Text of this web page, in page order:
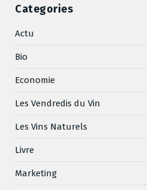
Categories
Actu
Bio
Economie
Les Vendredis du Vin
Les Vins Naturels
Livre
Marketing